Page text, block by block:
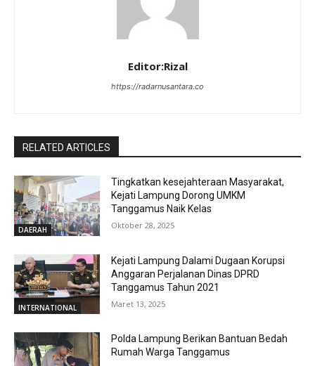
Editor:Rizal
https://radarnusantara.co
RELATED ARTICLES
DAERAH
Tingkatkan kesejahteraan Masyarakat,
Kejati Lampung Dorong UMKM
Tanggamus Naik Kelas
Oktober 28, 2025
INTERNATIONAL
Kejati Lampung Dalami Dugaan Korupsi
Anggaran Perjalanan Dinas DPRD
Tanggamus Tahun 2021
Maret 13, 2025
Polda Lampung Berikan Bantuan Bedah
Rumah Warga Tanggamus